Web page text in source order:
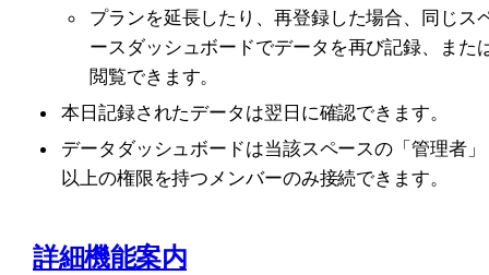
プランを延長したり、再登録した場合、同じス
ースダッシュボードでデータを再び記録、また
閲覧できます。
本日記録されたデータは翌日に確認できます。
データダッシュボードは当該スペースの「管理者」
以上の権限を持つメンバーのみ接続できます。
詳細機能案内